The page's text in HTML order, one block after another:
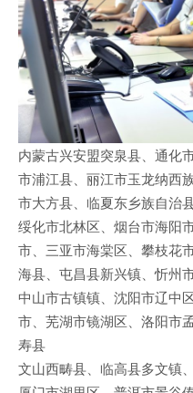
内蒙古兴安盟突泉县、通化
市浦江县、丽江市玉龙纳西
市大方县、临夏东乡族自治
绥化市北林区、烟台市海阳
市、三亚市海棠区、攀枝花
海县、屯昌县新兴镇、忻州
中山市古镇镇、沈阳市辽中
市、芜湖市镜湖区、洛阳市
寿县
文山西畴县、临高县多文镇